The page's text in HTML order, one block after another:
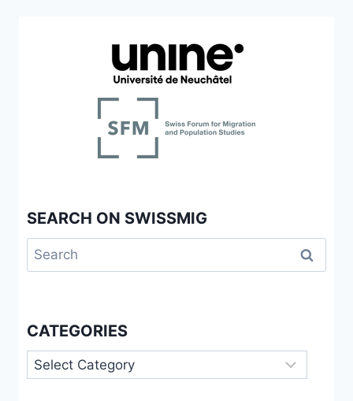
SEARCH ON SWISSMIG
Search
for:
CATEGORIES
Categories